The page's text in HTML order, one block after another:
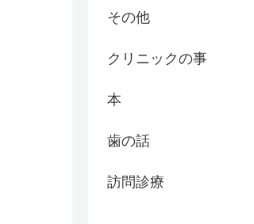
その他
クリニックの事
本
歯の話
訪問診療